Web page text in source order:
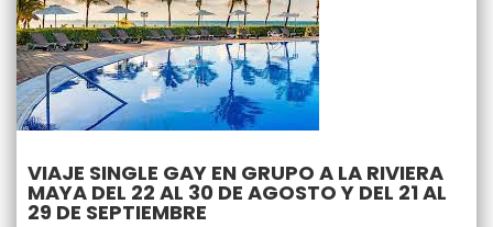
VIAJE SINGLE GAY EN GRUPO A LA RIVIERA
MAYA DEL 22 AL 30 DE AGOSTO Y DEL 21 AL
29 DE SEPTIEMBRE